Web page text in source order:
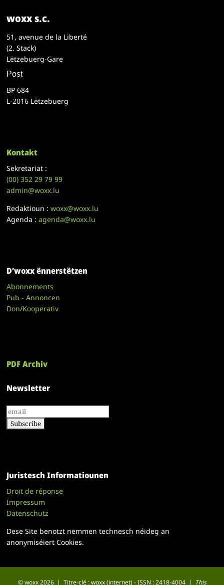
woxx s.c.
51, avenue de la Liberté
(2. Stack)
Lëtzebuerg-Gare
Post
BP 684
L-2016 Lëtzebuerg
Kontakt
Sekretariat :
(00)352 29 79 99
admin@woxx.lu
Redaktioun :woxx@woxx.lu
Agenda :agenda@woxx.lu
D’woxx ënnerstëtzen
Abonnements
Pub - Annoncen
Don/Kooperativ
PDF Archiv
Newsletter
Juristesch Informatiounen
Droit de réponse
Impressum
Datenschutz
Dëse Site benotzt nëmmen technesch néideg an
anonymiséiert Cookies.
© woxx 2026 | Titre-clé : woxx (internet) - ISSN : 2418-4004 | This